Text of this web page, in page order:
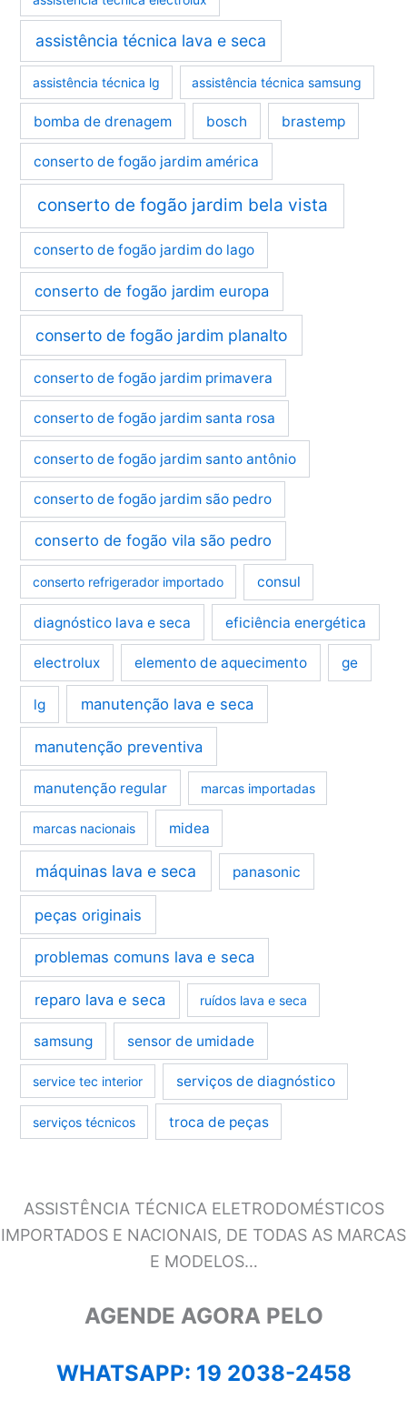
assistência técnica lava e seca
assistência técnica lg assistência técnica samsung
bomba de drenagem bosch brastemp
conserto de fogão jardim américa
conserto de fogão jardim bela vista
conserto de fogão jardim do lago
conserto de fogão jardim europa
conserto de fogão jardim planalto
conserto de fogão jardim primavera
conserto de fogão jardim santa rosa
conserto de fogão jardim santo antônio
conserto de fogão jardim são pedro
conserto de fogão vila são pedro
conserto refrigerador importado consul
diagnóstico lava e seca eficiência energética
electrolux elemento de aquecimento ge
lg manutenção lava e seca
manutenção preventiva
manutenção regular marcas importadas
marcas nacionais midea
máquinas lava e seca panasonic
peças originais
problemas comuns lava e seca
reparo lava e seca ruídos lava e seca
samsung sensor de umidade
service tec interior serviços de diagnóstico
serviços técnicos troca de peças
ASSISTÊNCIA TÉCNICA ELETRODOMÉSTICOS
IMPORTADOS E NACIONAIS, DE TODAS AS MARCAS
E MODELOS…
AGENDE AGORA PELO
WHATSAPP: 19 2038-2458